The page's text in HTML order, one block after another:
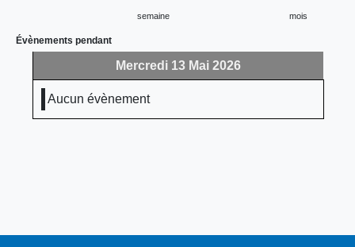
semaine mois
Évènements pendant
Mercredi 13 Mai 2026
Aucun évènement